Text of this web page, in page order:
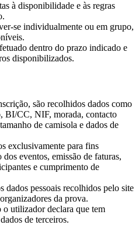
à disponibilidade e às regras
se individualmente ou em grupo,
dentro do prazo indicado e
disponibilizados.
são recolhidos dados como
BI/CC, NIF, morada, contacto
de camisola e dados de
exclusivamente para fins
eventos, emissão de faturas,
e cumprimento de
dados pessoais recolhidos pelo site
da prova.
utilizador declara que tem
de terceiros.